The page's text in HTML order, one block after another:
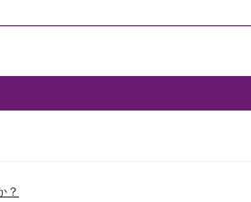
？